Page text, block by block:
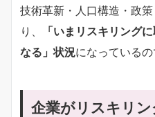
技術革新・人口構造・政
り、
「いまリスキリング
なる」状況になっているの
企業がリスキリ